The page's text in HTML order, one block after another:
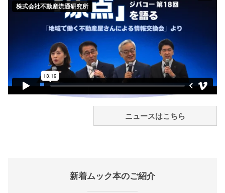
ニュースはこちら
新着ムック本のご紹介